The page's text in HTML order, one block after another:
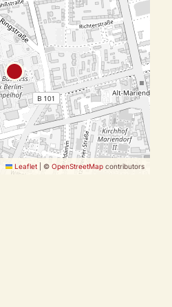
Leaflet © OpenStreetMapcontributors